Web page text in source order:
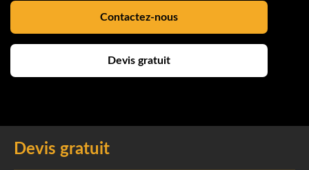
Contactez-nous
Devis gratuit
Devis gratuit